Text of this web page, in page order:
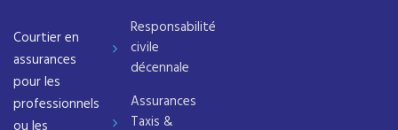
Courtier en
assurances
pour les
professionnels
Responsabilité
civile
décennale
Assurances
Taxis &